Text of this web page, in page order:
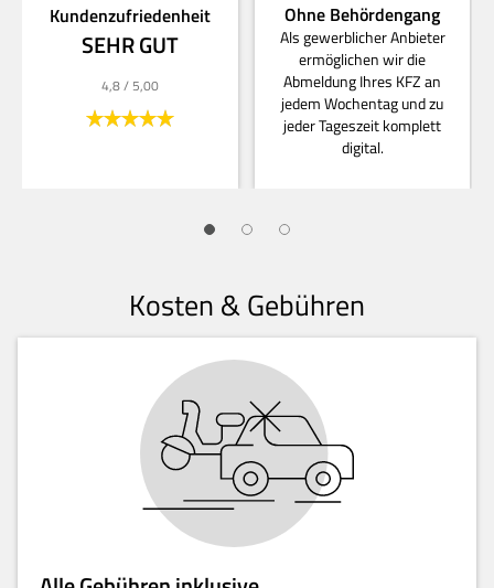
Kundenzufriedenheit
SEHR GUT
4,8/ 5,00
Ohne Behördengang
Als gewerblicher Anbieter
ermöglichen wir die
Abmeldung Ihres KFZ an
jedem Wochentag und zu
jeder Tageszeit komplett
digital.
Kosten & Gebühren